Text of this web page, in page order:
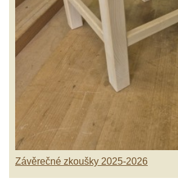
Závěrečné zkoušky 2025-2026